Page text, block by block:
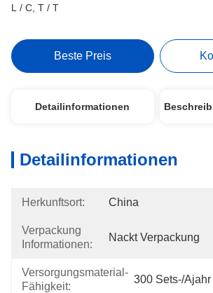
L / C, T / T
Beste Preis
Detailinformationen
Detailinformationen
Herkunftsort: China
Verpackung
Informationen:
Nackt Verpackung
Versorgungsmaterial-
Fähigkeit:
300 Sets-/ajahr